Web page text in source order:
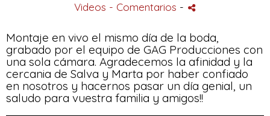
Videos - Comentarios -
Montaje en vivo el mismo día de la boda,
grabado por el equipo de GAG Producciones con
una sola cámara. Agradecemos la afinidad y la
cercania de Salva y Marta por haber confiado
en nosotros y hacernos pasar un día genial, un
saludo para vuestra familia y amigos!!